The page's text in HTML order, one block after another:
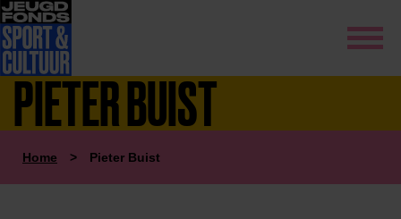
PIETER BUIST
Home > Pieter Buist